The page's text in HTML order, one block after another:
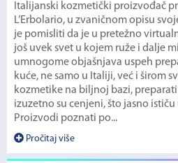
Italijanski kozmetički proizvođač
L’Erbolario, u zvaničnom opisu
je pomisliti da je u pretežno
još uvek svet u kojem ruže i dalje
umnogome objašnjava uspeh
kuće, ne samo u Italiji, već i širom
kozmetike na biljnoj bazi, preparati
izuzetno su cenjeni, što jasno
Proizvodi poznati po...
Pročitaj više